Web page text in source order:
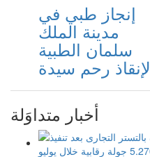
إنجاز طبي في
مدينة الملك
سلمان الطبية
لإنقاذ رحم سيدة
أخبار متداوَلة